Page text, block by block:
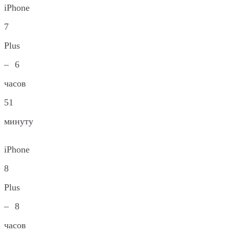
iPhone
7
Plus
– 6
часов
51
минуту
iPhone
8
Plus
– 8
часов